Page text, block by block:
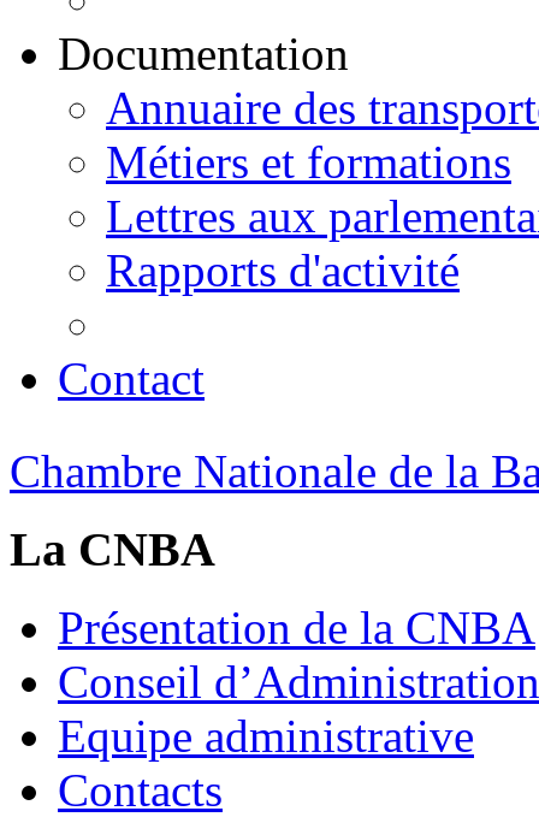
Documentation
Annuaire des
Métiers et formations
Lettres aux
Rapports d'activité
Contact
Chambre Nationale de la
La CNBA
Présentation de la CNBA
Conseil d’Administration
Equipe administrative
Contacts